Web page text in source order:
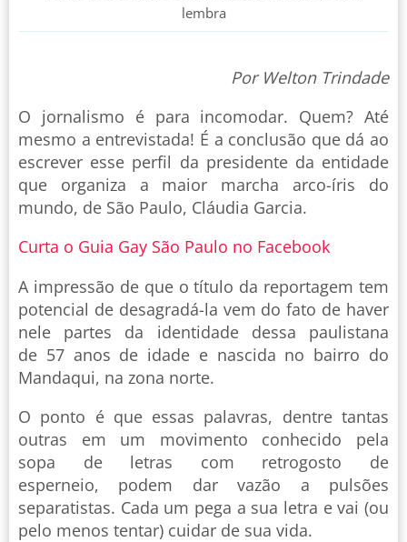
lembra
Por Welton Trindade
O jornalismo é para incomodar. Quem? Até
mesmo a entrevistada! É a conclusão que dá ao
escrever esse perfil da presidente da entidade
que organiza a maior marcha arco-íris do
mundo, de São Paulo, Cláudia Garcia.
Curta o Guia Gay São Paulo no Facebook
A impressão de que o título da reportagem tem
potencial de desagradá-la vem do fato de haver
nele partes da identidade dessa paulistana
de 57 anos de idade e nascida no bairro do
Mandaqui, na zona norte.
O ponto é que essas palavras, dentre tantas
outras em um movimento conhecido pela
sopa de letras com retrogosto de
esperneio, podem dar vazão a pulsões
separatistas. Cada um pega a sua letra e vai (ou
pelo menos tentar) cuidar de sua vida.